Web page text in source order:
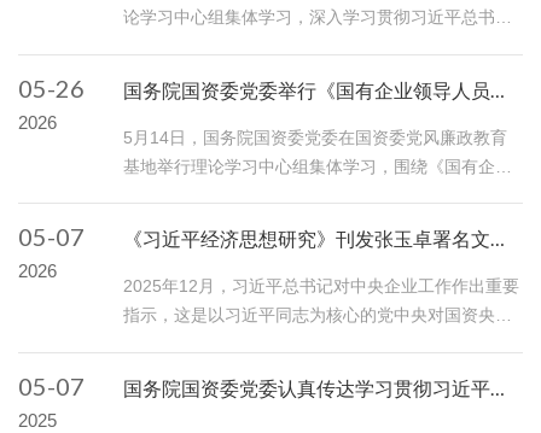
涵要义，深刻领会...
论学习中心组集体学习，深入学习贯彻习近平总书记
行正确政绩观，标本兼治推进统计督察反馈问题整
改，持续夯实统计数据质量，不断加强统计能力建
设，为国资央企高质量发展提...
05-26
2026
5月14日，国务院国资委党委在国资委党风廉政教育
基地举行理论学习中心组集体学习，围绕《国有企业
论述，深入学习贯彻习近平总书记关于党的建设的重
要思想、关于党的自我革命的重要思想，...
05-07
2026
《习近平经济思想研究》刊发张玉卓署名文章：加快推进国资央企高质量发展 为中国式现代化建设贡献更大力量
2025年12月，习近平总书记对中央企业工作作出重要
指示，这是以习近平同志为核心的党中央对国资央企
根本遵循，是国资央企全体干部职工不忘初心、感恩
05-07
2025
国务院国资委党委认真传达学习贯彻习近平总书记近期重要讲话重要指示批示精神